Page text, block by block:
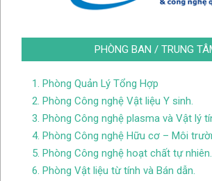
PHÒNG BAN / TRUNG
1. Phòng Quản Lý Tổng Hợp
2. Phòng Công nghệ Vật liệu Y sinh.
3. Phòng Công nghệ plasma và Vật lý
4. Phòng Công nghệ Hữu cơ – Môi
5. Phòng Công nghệ hoạt chất tự nhiên.
6. Phòng Vật liệu từ tính và Bán dẫn.